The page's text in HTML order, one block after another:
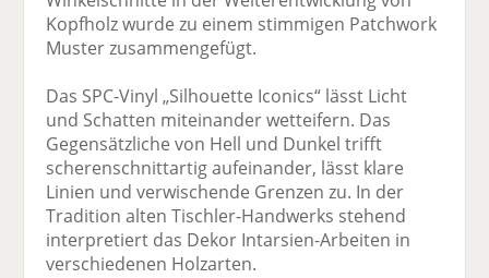
Kopfholz wurde zu einem stimmigen Patchwork
Muster zusammengefügt.
Das SPC-Vinyl „Silhouette Iconics“ lässt Licht
und Schatten miteinander wetteifern. Das
Gegensätzliche von Hell und Dunkel trifft
scherenschnittartig aufeinander, lässt klare
Linien und verwischende Grenzen zu. In der
Tradition alten Tischler-Handwerks stehend
interpretiert das Dekor Intarsien-Arbeiten in
verschiedenen Holzarten.